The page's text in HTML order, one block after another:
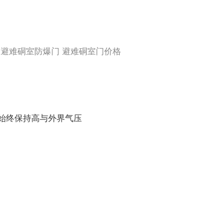
避难硐室防爆门 避难硐室门价格
终保持高与外界气压